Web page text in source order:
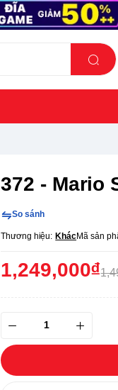
372 - Mario
So sánh
Thương hiệu: KhácMã sản
1,249,000₫